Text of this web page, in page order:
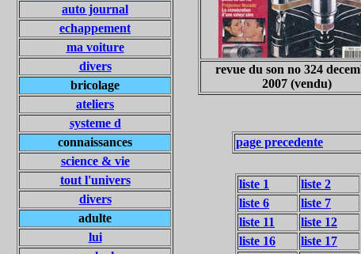
auto journal
echappement
ma voiture
divers
bricolage
ateliers
systeme d
connaissances
science & vie
tout l'univers
divers
adulte
lui
revue du son no 324
2007 (vendu)
page precedente
liste 1 liste 2
liste 6
liste 7
liste 11
liste 12
liste 16
liste 17